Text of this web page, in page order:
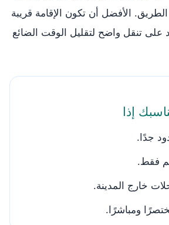
الأفضل أن تكون الإقامة قريبة
على تنقل واضح لتقليل الوقت الضائع
إذا
جدًا.
فقط.
خارج المدينة.
ومباشرًا.